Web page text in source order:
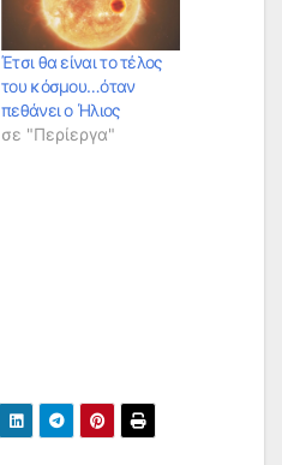
Έτσι θα είναι το τέλος
του κόσμου…όταν
πεθάνει ο Ήλιος
σε "Περίεργα"